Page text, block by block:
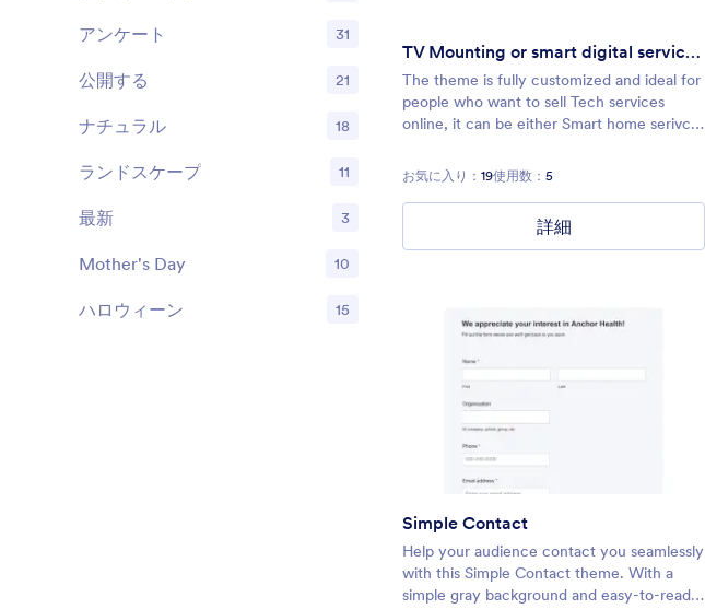
TV Mounting or smart digital service form
The theme is fully customized and ideal for
people who want to sell Tech services
online, it can be either Smart home serivce,
further customize the theme as per your
fields/brand guidelines provided. Contact
us i
お気に入り： 19使用数： 5
詳細
Simple Contact
Help your audience contact you seamlessly
with this Simple Contact theme. With a
simple gray background and easy-to-read
アンケート 31
公開する 21
ナチュラル 18
ランドスケープ 11
最新 3
Mother's Day 10
ハロウィーン 15